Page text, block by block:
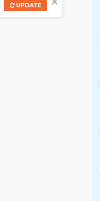
UPDATE